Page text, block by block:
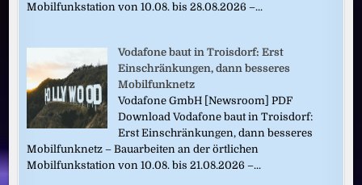
Mobilfunkstation von 10.08. bis 28.08.2026 –...
Vodafone baut in Troisdorf: Erst
Einschränkungen, dann besseres
Mobilfunknetz
Vodafone GmbH [Newsroom] PDF
Download Vodafone baut in Troisdorf:
Erst Einschränkungen, dann besseres
Mobilfunknetz – Bauarbeiten an der örtlichen
Mobilfunkstation von 10.08. bis 21.08.2026 –...